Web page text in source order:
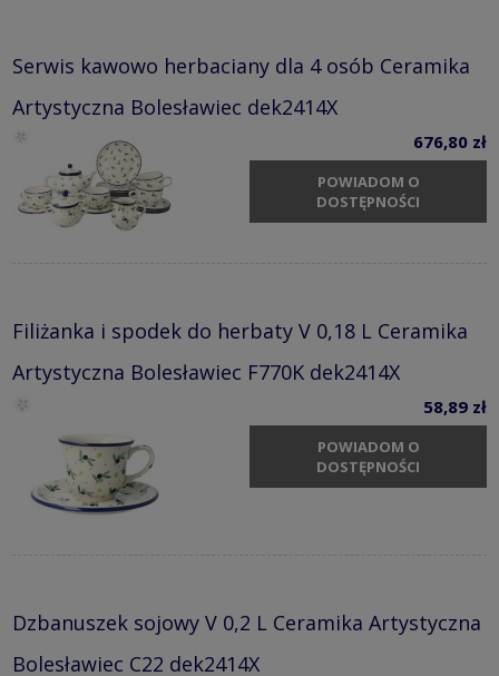
Serwis kawowo herbaciany dla 4 osób Ceramika
Artystyczna Bolesławiec dek2414X
676,80 zł
POWIADOM O
DOSTĘPNOŚCI
Filiżanka i spodek do herbaty V 0,18 L Ceramika
Artystyczna Bolesławiec F770K dek2414X
58,89 zł
POWIADOM O
DOSTĘPNOŚCI
Dzbanuszek sojowy V 0,2 L Ceramika Artystyczna
Bolesławiec C22 dek2414X